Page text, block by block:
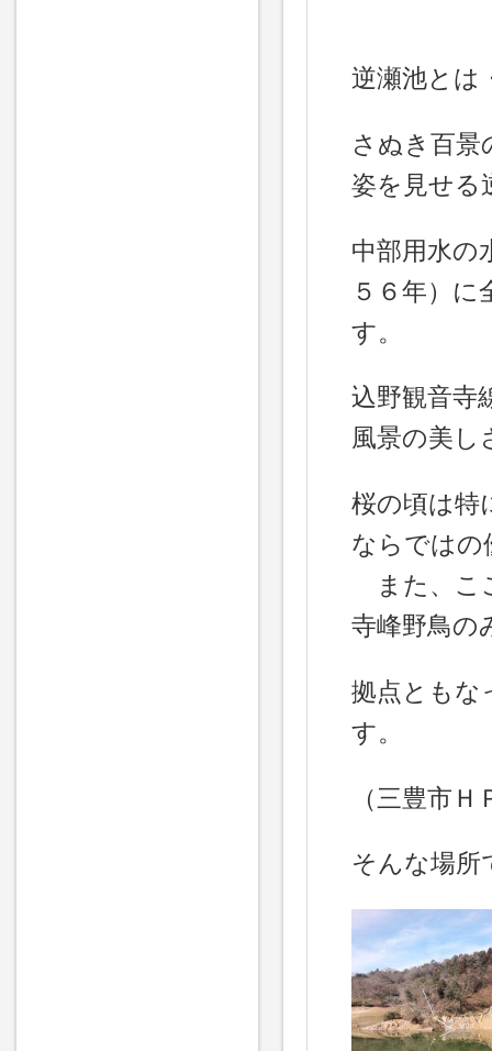
逆瀬池とは
さぬき百景
姿を見せる
中部用水の
５６年）
す。
込野観音寺
風景の美し
桜の頃は特
ならではの
また、こ
寺峰野鳥の
拠点ともな
す。
（三豊市
そんな場所